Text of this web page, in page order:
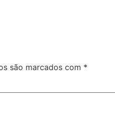
são marcados com *